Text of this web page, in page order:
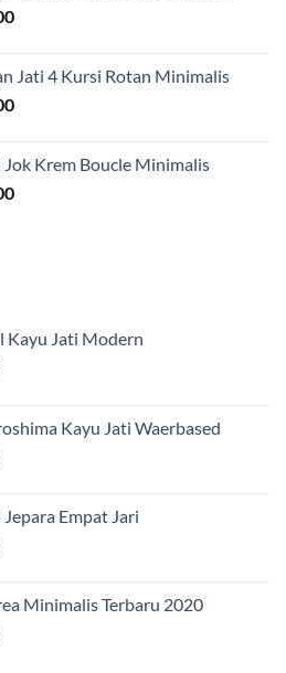
Jati 4 Kursi Rotan Minimalis
Jok Krem Boucle Minimalis
Kayu Jati Modern
Kayu Jati Waerbased
Empat Jari
Minimalis Terbaru 2020